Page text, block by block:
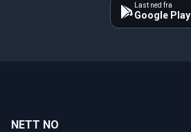
Last ned fra
Google Play
NETT NO